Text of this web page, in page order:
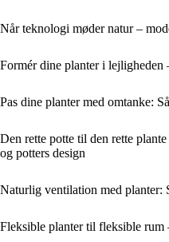
Når teknologi møder natur –
Formér dine planter i
Pas dine planter med omtanke:
Den rette potte til den rette
og potters design
Naturlig ventilation med planter:
Fleksible planter til fleksible rum